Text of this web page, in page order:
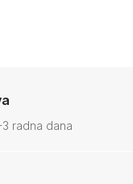
radna dana